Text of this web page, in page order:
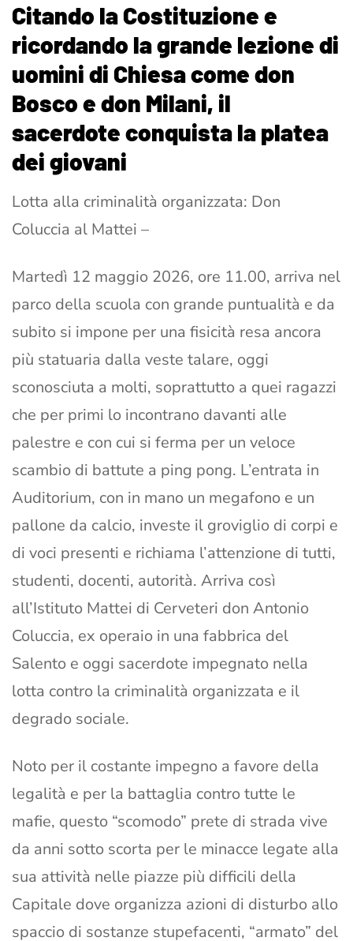
Citando la Costituzione e
ricordando la grande lezione di
uomini di Chiesa come don
Bosco e don Milani, il
sacerdote conquista la platea
dei giovani
Lotta alla criminalità organizzata: Don
Coluccia al Mattei –
Martedì 12 maggio 2026, ore 11.00, arriva nel
parco della scuola con grande puntualità e da
subito si impone per una fisicità resa ancora
più statuaria dalla veste talare, oggi
sconosciuta a molti, soprattutto a quei ragazzi
che per primi lo incontrano davanti alle
palestre e con cui si ferma per un veloce
scambio di battute a ping pong. L’entrata in
Auditorium, con in mano un megafono e un
pallone da calcio, investe il groviglio di corpi e
di voci presenti e richiama l’attenzione di tutti,
studenti, docenti, autorità. Arriva così
all’Istituto Mattei di Cerveteri don Antonio
Coluccia, ex operaio in una fabbrica del
Salento e oggi sacerdote impegnato nella
lotta contro la criminalità organizzata e il
degrado sociale.
Noto per il costante impegno a favore della
legalità e per la battaglia contro tutte le
mafie, questo “scomodo” prete di strada vive
da anni sotto scorta per le minacce legate alla
sua attività nelle piazze più difficili della
Capitale dove organizza azioni di disturbo allo
spaccio di sostanze stupefacenti, “armato” del